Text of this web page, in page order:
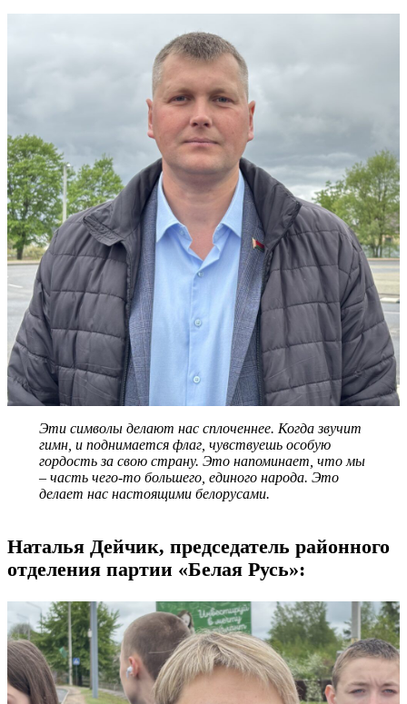
Эти символы делают нас сплоченнее. Когда звучит
гимн, и поднимается флаг, чувствуешь особую
гордость за свою страну. Это напоминает, что мы
– часть чего-то большего, единого народа. Это
делает нас настоящими белорусами.
Наталья Дейчик, председатель районного
отделения партии «Белая Русь»: